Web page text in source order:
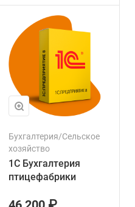
Бухгалтерия/Сельское
хозяйство
1С Бухгалтерия
птицефабрики